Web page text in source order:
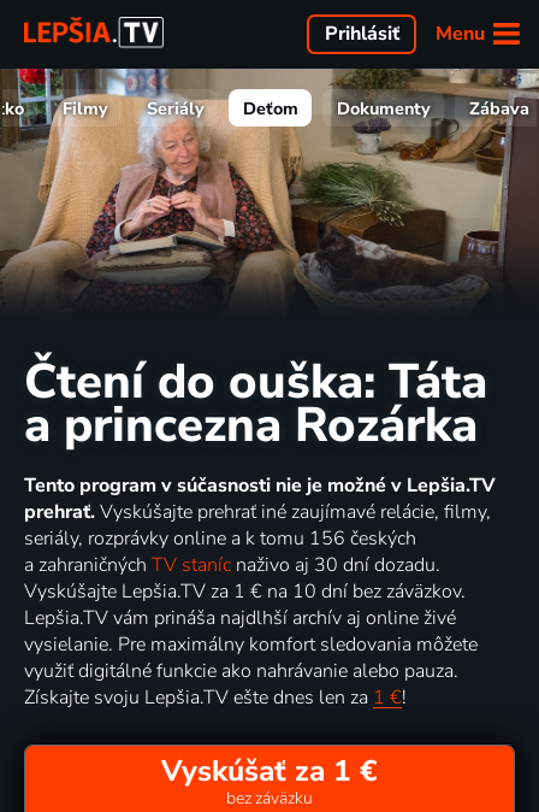
Menu
Prihlásiť
Filmy Seriály Deťom Dokumenty Zábava
Čtení do ouška: Táta
a princezna Rozárka
Tento program v súčasnosti nie je možné v Lepšia.TV
prehrať.Vyskúšajte prehrať iné zaujímavé relácie, filmy,
seriály, rozprávky online a k tomu 156 českých
a zahraničných TV staníc naživo aj 30 dní dozadu.
Vyskúšajte Lepšia.TV za 1 € na 10 dní bez záväzkov.
Lepšia.TV vám prináša najdlhší archív aj online živé
vysielanie. Pre maximálny komfort sledovania môžete
využiť digitálné funkcie ako nahrávanie alebo pauza.
Získajte svoju Lepšia.TV ešte dnes len za 1 €!
Vyskúšať za 1 €
bez záväzku